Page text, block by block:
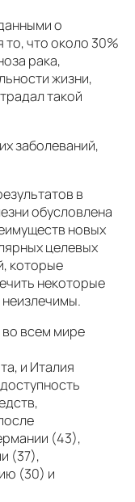
о
то, что около 30%
рака,
жизни,
такой
заболеваний,
в
обусловлена
новых
целевых
которые
некоторые
во всем мире
и Италия
(43),
(37),
(30) и